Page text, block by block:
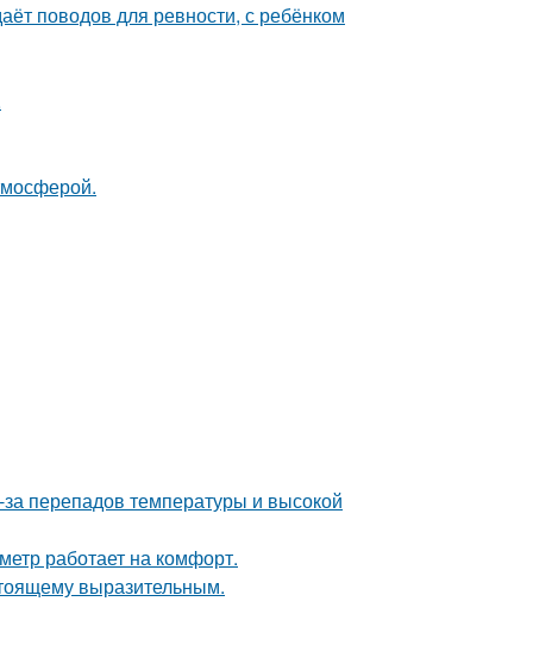
поводов для ревности, с ребёнком
перепадов температуры и высокой
работает на комфорт.
выразительным.